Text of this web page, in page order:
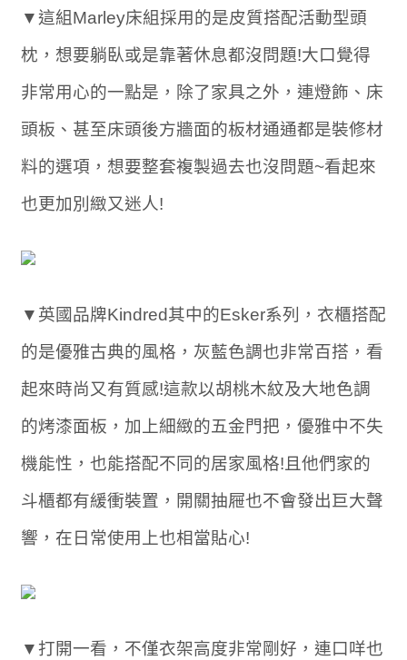
▼這組Marley床組採用的是皮質搭配活動型頭
枕，想要躺臥或是靠著休息都沒問題!大口覺得
非常用心的一點是，除了家具之外，連燈飾、床
頭板、甚至床頭後方牆面的板材通通都是裝修材
料的選項，想要整套複製過去也沒問題~看起來
也更加別緻又迷人!
▼英國品牌Kindred其中的Esker系列，衣櫃搭配
的是優雅古典的風格，灰藍色調也非常百搭，看
起來時尚又有質感!這款以胡桃木紋及大地色調
的烤漆面板，加上細緻的五金門把，優雅中不失
機能性，也能搭配不同的居家風格!且他們家的
斗櫃都有緩衝裝置，開關抽屜也不會發出巨大聲
響，在日常使用上也相當貼心!
▼打開一看，不僅衣架高度非常剛好，連口咩也